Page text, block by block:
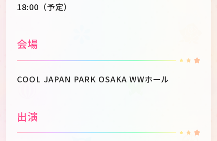
18:00（予定）
会場
COOL JAPAN PARK OSAKA WWホール
出演